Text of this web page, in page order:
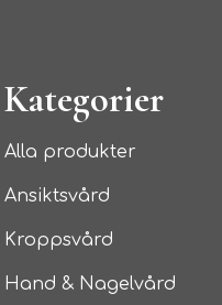
Kategorier
Alla produkter
Ansiktsvård
Kroppsvård
Hand & Nagelvård